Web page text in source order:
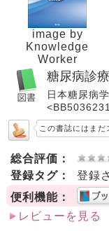
image by
Knowledge
Worker
糖尿病診
日本糖尿病
この書誌にはまだ
総合評価：
登録タグ：
登録
便利機能：
レビューを見る